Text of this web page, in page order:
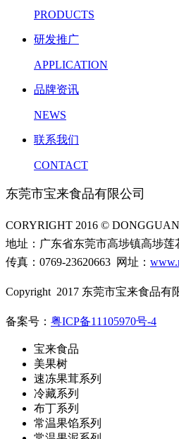
PRODUCTS
研发推广
APPLICATION
品牌资讯
NEWS
联系我们
CONTACT
东莞市宝来食品有限公司
CORYRIGHT 2016 ©
地址：广东省东莞市高埗镇高埗莲
传真：0769-23620663 网址：
Copyright 2017 东莞市宝来食品有
备案号： 粤ICP备11105970号-4
宝来食品
美果树
速冻果茸系列
冷藏系列
布丁系列
常温果馅系列